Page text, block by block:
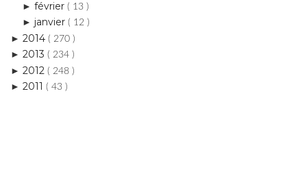
2013( 234 )
2012( 248 )
► 2011 ( 43 )